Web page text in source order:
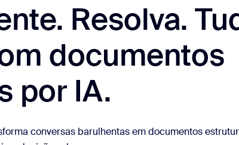
o que está gerando repercussão — as soluções que os
Meetings
Resolva.
documentos
por IA.
conversas barulhentas em documentos